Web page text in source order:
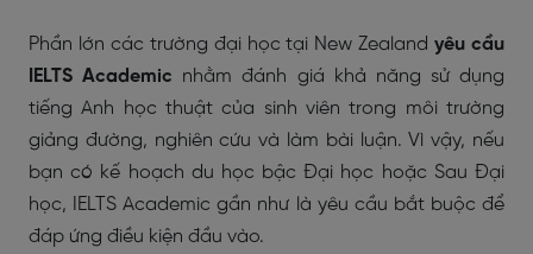
Phần lớn các trường đại học tại New Zealandyêu cầu
IELTS Academic nhằm đánh giá khả năng sử dụng
tiếng Anh học thuật của sinh viên trong môi trường
giảng đường, nghiên cứu và làm bài luận. Vì vậy, nếu
bạn có kế hoạch du học bậc Đại học hoặc Sau Đại
học, IELTS Academic gần như là yêu cầu bắt buộc để
đáp ứng điều kiện đầu vào.